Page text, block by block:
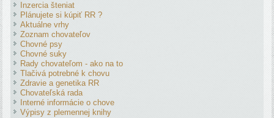
Inzercia šteniat
Plánujete si kúpiť RR ?
Aktuálne vrhy
Zoznam chovateľov
Chovné psy
Chovné suky
Rady chovateľom - ako na to
Tlačivá potrebné k chovu
Zdravie a genetika RR
Chovateľská rada
Interné informácie o chove
Výpisy z plemennej knihy